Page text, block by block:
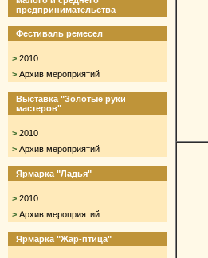
предпринимательства
Фестиваль ремесел
> 2010
> Архив мероприятий
Выставка "Золотые руки
мастеров"
> 2010
> Архив мероприятий
Ярмарка "Ладья"
> 2010
> Архив мероприятий
Ярмарка "Жар-птица"